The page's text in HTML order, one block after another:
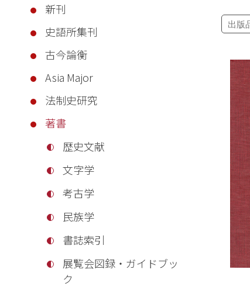
新刊
史語所集刊
古今論衡
Asia Major
法制史研究
著書
歴史文献
文字学
考古学
民族学
書誌索引
展覧会図録・ガイドブッ
ク